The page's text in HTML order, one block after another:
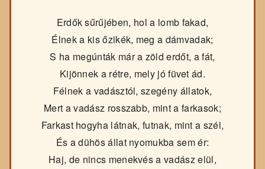
Erdők sűrűjében, hol a lomb fakad,
Élnek a kis őzikék, meg a dámvadak;
S ha megúnták már a zöld erdőt, a fát,
Kijönnek a rétre, mely jó füvet ád.
Félnek a vadásztól, szegény állatok,
Mert a vadász rosszabb, mint a farkasok;
Farkast hogyha látnak, futnak, mint a szél,
És a dühös állat nyomukba sem ér:
Haj, de nincs menekvés a vadász elül,